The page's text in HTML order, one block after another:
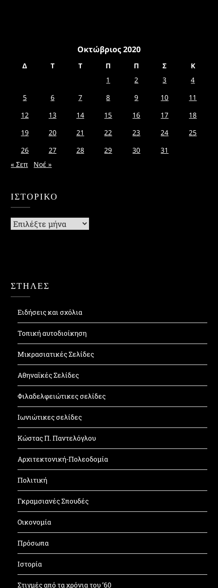
Οκτώβριος 2020
Δ Τ Τ Π Π Σ
Κ
1
2 3
4
5
6 7 8 9 10
11
12
13 14 15 16 17
18
19
20 21 22 23 24
25
26
27 28 29 30
31
« Σεπ
Νοέ »
ΙΣΤΟΡΙΚΌ
Ιστορικό
ΣΤΗΛΕΣ
Ειδήσεις και σχόλια
Τοπική αυτοδιοίκηση
Μικρασιατικές Σελίδες
Αθηναϊκές Σελίδες
Φιλαδελφειώτικες σελίδες
Ιωνιώτικες σελίδες
Κώστας Π. Παντελόγλου
Αρχιτεκτονική-Πολεοδομία
Πολιτική
Γκραμσιανές Σπουδές
Οικονομία
Πρόσωπα
Ιστορία
Στιγμές από τα χρόνια του ’60